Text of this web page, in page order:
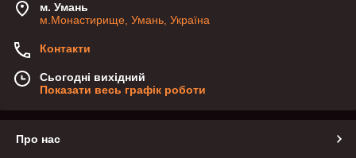
м. Умань
м.Монастирище, Умань, Україна
Контакти
Сьогодні вихідний
Показати весь графік роботи
Про нас